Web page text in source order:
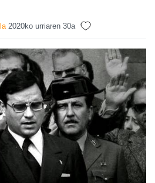
2020ko urriaren 30a